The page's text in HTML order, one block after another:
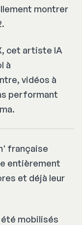
montrer
cet artiste IA
à
vidéos à
performant
française
entièrement
et déjà leur
mobilisés